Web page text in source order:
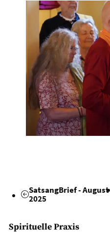
SatsangBrief - August
2025
Spirituelle Praxis